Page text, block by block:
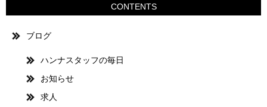
CONTENTS
ブログ
ハンナスタッフの毎日
お知らせ
求人